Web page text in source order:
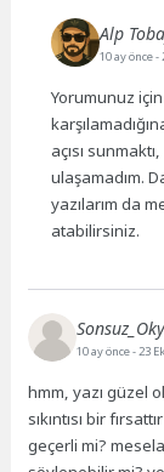
Alp
10 ay önce-
Yorumunuz
açısı
ulaşamadım.
yazılarım da
atabilirsiniz.
10 ay önce- 23
hmm, yazı güzel
sıkıntısı bir
geçerli mi?